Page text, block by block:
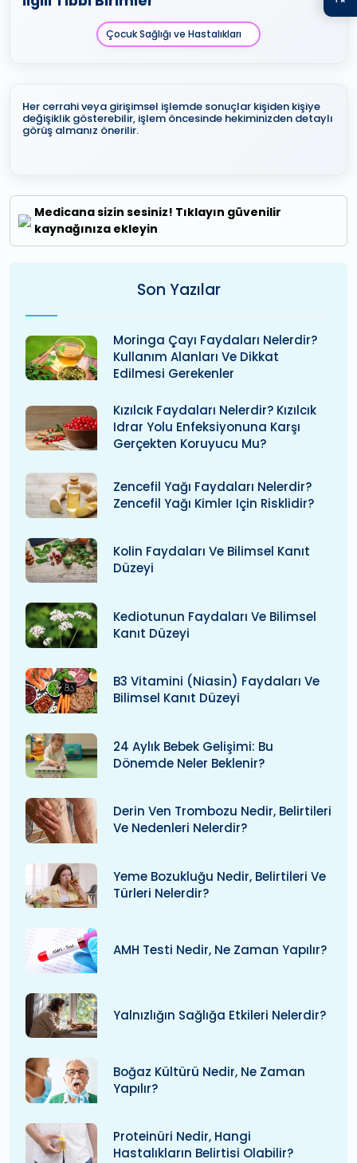
Çocuk Sağlığı ve Hastalıkları
Her cerrahi veya girişimsel işlemde sonuçlar kişiden kişiye
değişiklik gösterebilir, işlem öncesinde hekiminizden detaylı
görüş almanız önerilir.
Medicana sizin sesiniz! Tıklayın güvenilir
kaynağınıza ekleyin
Son Yazılar
Moringa Çayı Faydaları Nelerdir?
Kullanım Alanları Ve Dikkat
Edilmesi Gerekenler
Kızılcık Faydaları Nelerdir? Kızılcık
Idrar Yolu Enfeksiyonuna Karşı
Gerçekten Koruyucu Mu?
Zencefil Yağı Faydaları Nelerdir?
Zencefil Yağı Kimler Için Risklidir?
Kolin Faydaları Ve Bilimsel Kanıt
Düzeyi
Kediotunun Faydaları Ve Bilimsel
Kanıt Düzeyi
B3 Vitamini (niasin) Faydaları Ve
Bilimsel Kanıt Düzeyi
24 Aylık Bebek Gelişimi: Bu
Dönemde Neler Beklenir?
Derin Ven Trombozu Nedir, Belirtileri
Ve Nedenleri Nelerdir?
Yeme Bozukluğu Nedir, Belirtileri Ve
Türleri Nelerdir?
AMH Testi Nedir, Ne Zaman Yapılır?
Yalnızlığın Sağlığa Etkileri Nelerdir?
Boğaz Kültürü Nedir, Ne Zaman
Yapılır?
Proteinüri Nedir, Hangi
Hastalıkların Belirtisi Olabilir?